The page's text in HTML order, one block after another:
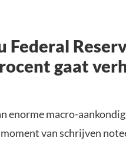
Federal
gaat
enorme macro-
van schrijven